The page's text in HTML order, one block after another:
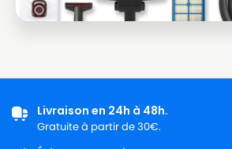
SOTECO
SOTECO KOALA 202 +
SOTECO
SOTECO NEVADA 103 RAD
SOTECO
SOTECO NRG 1/20 CLEAN
Livraison en 24h à 48h.
Gratuite à partir de 30€.